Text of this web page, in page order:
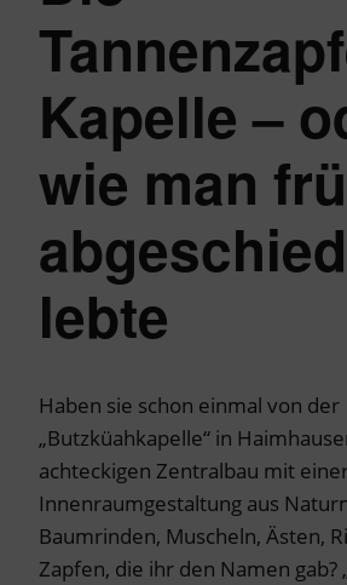
Kapelle –
wie man
lebte
Haben sie schon einmal von der
„Butzküahkapelle“ in
achteckigen Zentralbau mit
Innenraumgestaltung aus
Baumrinden, Muscheln, Ästen,
Zapfen, die ihr den Namen gab?